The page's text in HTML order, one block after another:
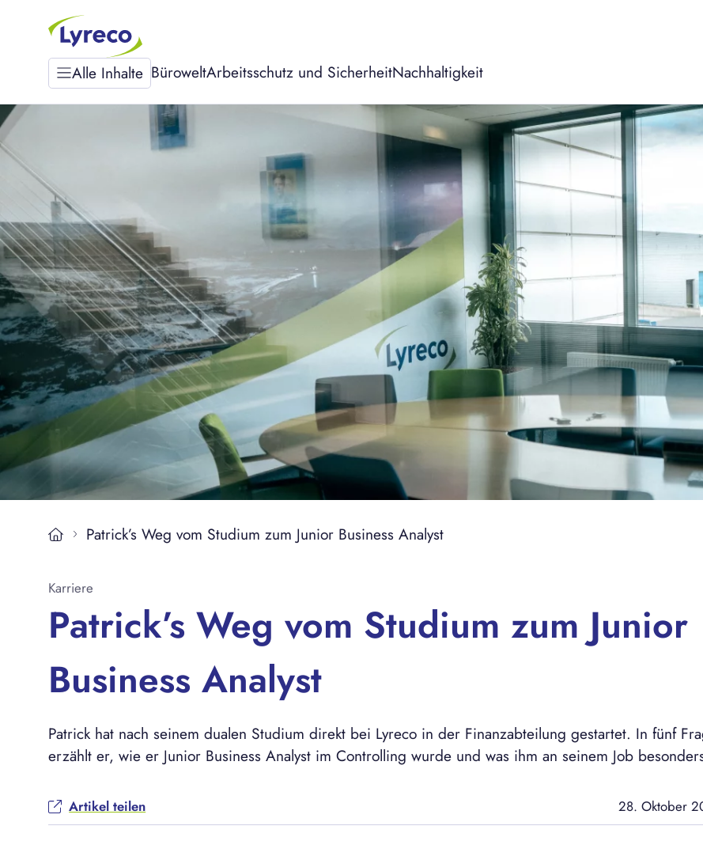
Alle Inhalte
Bürowelt
MYWORKSPACE
Nachhaltigkeit
Über uns
Karriere
Magazin
Kontakt
BüroweltArbeitsschutz und SicherheitNachhaltigkeit
Patrick’s Weg vom Studium zum Junior Business Analyst
Karriere
Patrick’s Weg vom Studium zum Junior
Business Analyst
Patrick hat nach seinem dualen Studium direkt bei Lyreco in der Finanzabteilung gestartet. In fünf
erzählt er, wie er Junior Business Analyst im Controlling wurde und was ihm an seinem Job
Artikel teilen 28. Oktober